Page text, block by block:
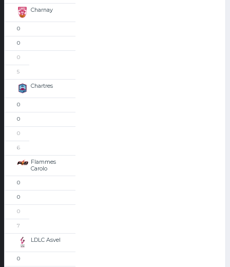
Charnay
0
0
0
5
Chartres
0
0
0
6
Flammes
Carolo
0
0
0
7
LDLC Asvel
0